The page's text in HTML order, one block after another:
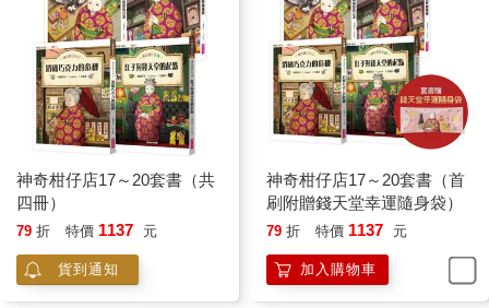
神奇柑仔店17～20套書（共
四冊）
79 折 特價 1137 元
貨到通知
神奇柑仔店17～20套書（首
刷附贈錢天堂幸運隨身袋）
79 折 特價 1137 元
加入購物車